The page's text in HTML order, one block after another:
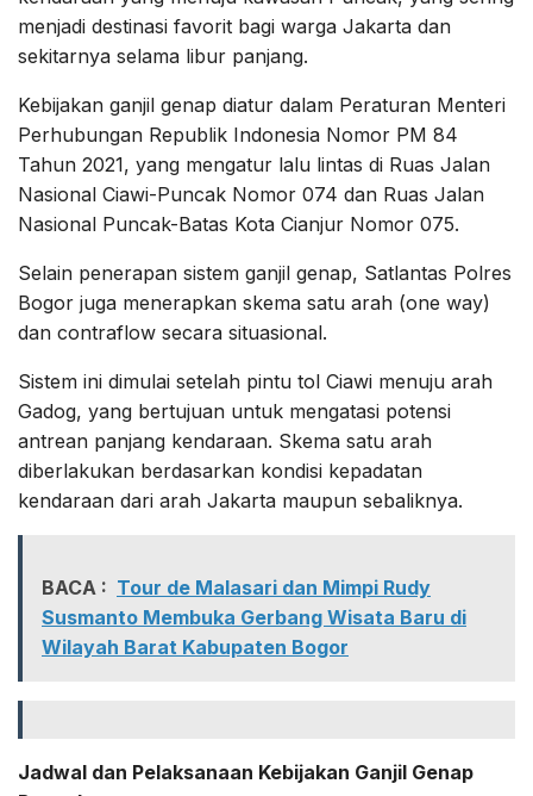
menjadi destinasi favorit bagi warga Jakarta dan
sekitarnya selama libur panjang.
Kebijakan ganjil genap diatur dalam Peraturan Menteri
Perhubungan Republik Indonesia Nomor PM 84
Tahun 2021, yang mengatur lalu lintas di Ruas Jalan
Nasional Ciawi-Puncak Nomor 074 dan Ruas Jalan
Nasional Puncak-Batas Kota Cianjur Nomor 075.
Selain penerapan sistem ganjil genap, Satlantas Polres
Bogor juga menerapkan skema satu arah (one way)
dan contraflow secara situasional.
Sistem ini dimulai setelah pintu tol Ciawi menuju arah
Gadog, yang bertujuan untuk mengatasi potensi
antrean panjang kendaraan. Skema satu arah
diberlakukan berdasarkan kondisi kepadatan
kendaraan dari arah Jakarta maupun sebaliknya.
BACA : Tour de Malasari dan Mimpi Rudy
Susmanto Membuka Gerbang Wisata Baru di
Wilayah Barat Kabupaten Bogor
Jadwal dan Pelaksanaan Kebijakan Ganjil Genap